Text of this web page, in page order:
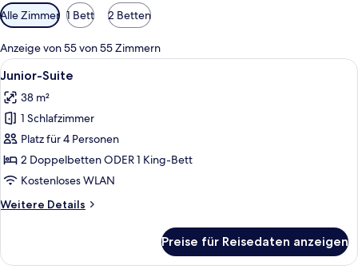
Verfügbare
Filter
für
Zimmer
Alle Zimmer 1 Bett 2 Betten
Anzeige von 55 von 55 Zimmern
Alle
Fotos
für
Junior-
Suite
anzeigen
Ein Hotelzimmer mit einem großen
9
Junior-Suite
38 m²
1 Schlafzimmer
Platz für 4 Personen
2 Doppelbetten ODER 1 King-Bett
Kostenloses WLAN
Weitere Details
Weitere
Suite
Preise für Reisedaten anzeigen